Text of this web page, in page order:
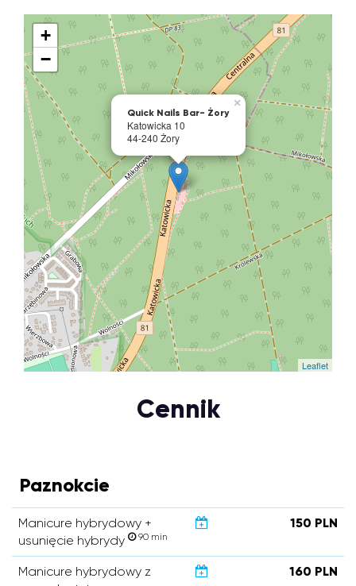
Quick Nails Bar- Żory
Katowicka 10
44-240 Żory
×
+
−
Leaflet
Cennik
Paznokcie
Manicure hybrydowy +
usunięcie hybrydy
90 min
150 PLN
Manicure hybrydowy z
160 PLN